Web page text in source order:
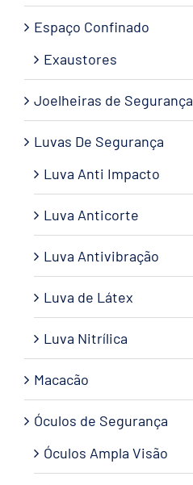
Espaço Confinado
Exaustores
Joelheiras de Segurança
Luvas De Segurança
Luva Anti Impacto
Luva Anticorte
Luva Antivibração
Luva de Látex
Luva Nitrílica
Macacão
Óculos de Segurança
Óculos Ampla Visão